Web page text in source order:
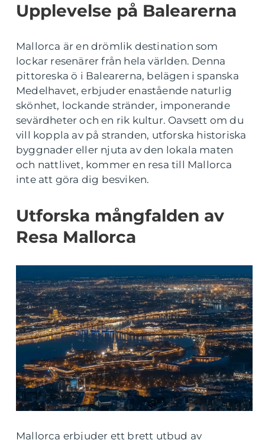
Upplevelse på Balearerna
Mallorca är en drömlik destination som
lockar resenärer från hela världen. Denna
pittoreska ö i Balearerna, belägen i spanska
Medelhavet, erbjuder enastående naturlig
skönhet, lockande stränder, imponerande
sevärdheter och en rik kultur. Oavsett om du
vill koppla av på stranden, utforska historiska
byggnader eller njuta av den lokala maten
och nattlivet, kommer en resa till Mallorca
inte att göra dig besviken.
Utforska mångfalden av
Resa Mallorca
Mallorca erbjuder ett brett utbud av